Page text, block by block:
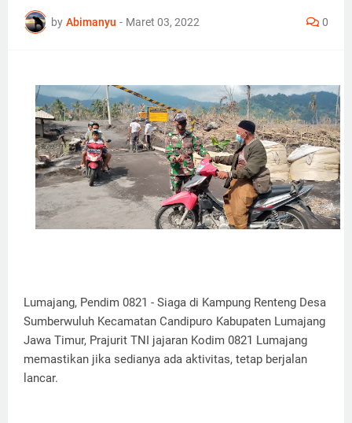
by Abimanyu - Maret 03, 2022 0
Lumajang, Pendim 0821 - Siaga di Kampung Renteng Desa
Sumberwuluh Kecamatan Candipuro Kabupaten Lumajang
Jawa Timur, Prajurit TNI jajaran Kodim 0821 Lumajang
memastikan jika sedianya ada aktivitas, tetap berjalan
lancar.